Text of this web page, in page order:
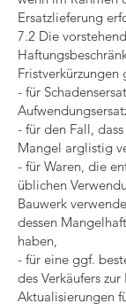
Ersatzlieferung
7.2 Die
Fristverkürzungen
- für
- für den Fall,
Mangel arglistig
- für Waren, die
üblichen
Bauwerk
dessen
haben,
- für eine ggf.
des Verkäufers
Aktualisierungen